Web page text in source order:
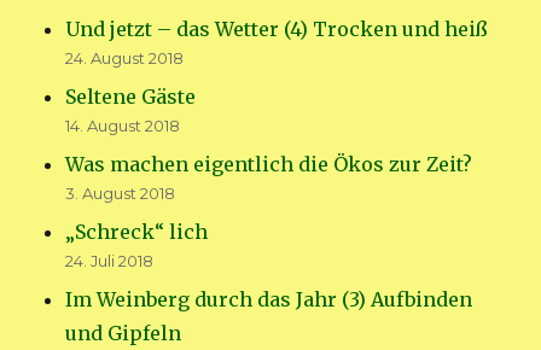
Und jetzt – das Wetter (4) Trocken und heiß
24. August 2018
Seltene Gäste
14. August 2018
Was machen eigentlich die Ökos zur Zeit?
3. August 2018
„Schreck“ lich
24. Juli 2018
Im Weinberg durch das Jahr (3) Aufbinden
und Gipfeln